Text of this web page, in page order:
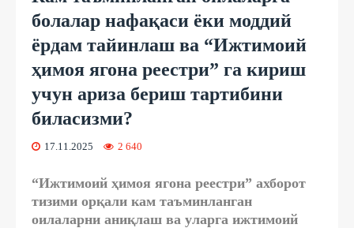
болалар нафақаси ёки моддий
ёрдам тайинлаш ва “Ижтимоий
ҳимоя ягона реестри” га кириш
учун ариза бериш тартибини
биласизми?
17.11.2025 2 640
“Ижтимоий ҳимоя ягона реестри” ахборот
тизими орқали кам таъминланган
оилаларни аниқлаш ва уларга ижтимоий